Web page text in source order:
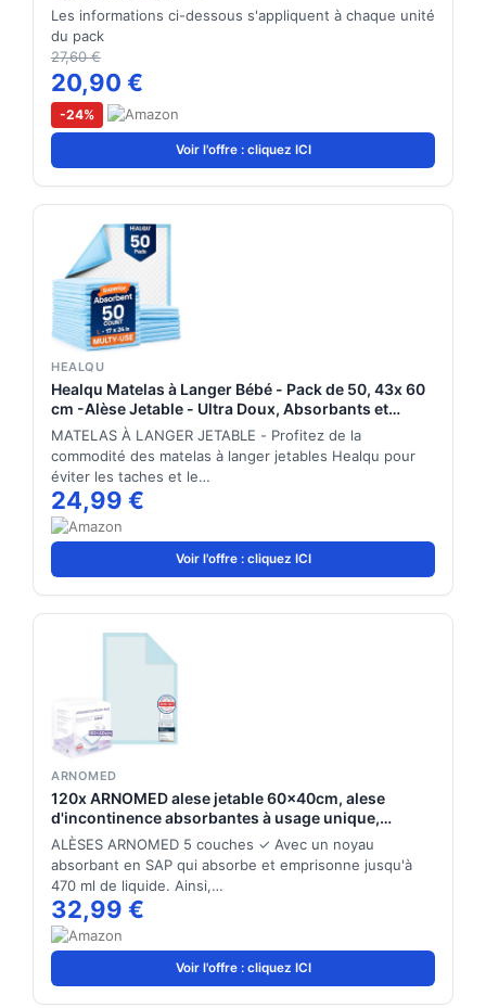
Les informations ci-dessous s'appliquent à chaque unité
du pack
27,60 €
20,90 €
-24%
Voir l'offre : cliquez ICI
HEALQU
Healqu Matelas à Langer Bébé - Pack de 50, 43x 60
cm -Alèse Jetable - Ultra Doux, Absorbants et
Imperméables - pour Table à Langer et Lit Bébé -
Changez Les Couches sans Salir Les Surfaces
MATELAS À LANGER JETABLE - Profitez de la
commodité des matelas à langer jetables Healqu pour
éviter les taches et le…
24,99 €
Voir l'offre : cliquez ICI
ARNOMED
120x ARNOMED alese jetable 60x40cm, alese
d'incontinence absorbantes à usage unique,
matelas à langer pour bébés, alèses en cellulose, 5
couches pour le lit en cas d'incontinence
ALÈSES ARNOMED 5 couches ✓ Avec un noyau
absorbant en SAP qui absorbe et emprisonne jusqu'à
470 ml de liquide. Ainsi,…
32,99 €
Voir l'offre : cliquez ICI